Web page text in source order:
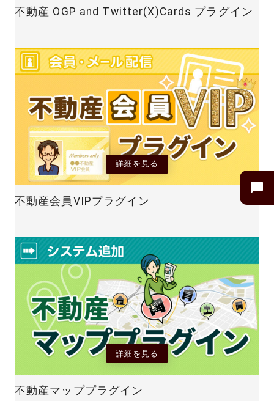
不動産 OGP and Twitter(X)Cards プラグイン
詳細を見る
不動産会員VIPプラグイン
詳細を見る
不動産マッププラグイン